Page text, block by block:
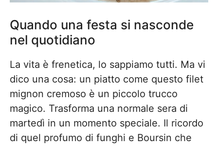
Quando una festa si nasconde
nel quotidiano
La vita è frenetica, lo sappiamo tutti. Ma vi
dico una cosa: un piatto come questo filet
mignon cremoso è un piccolo trucco
magico. Trasforma una normale sera di
martedì in un momento speciale. Il ricordo
di quel profumo di funghi e Boursin che